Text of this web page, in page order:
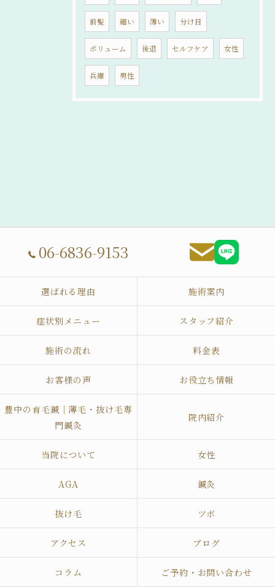
前髪 細い 薄い 分け目
ボリューム 後退 セルフケア 女性
兵庫 男性
06-6836-9153
選ばれる理由 施術案内
症状別メニュー スタッフ紹介
施術の流れ 料金表
お客様の声 お役立ち情報
豊中の育毛鍼｜薄毛・抜け毛専
門鍼灸
院内紹介
当院について 女性
AGA 鍼灸
抜け毛 ツボ
アクセス ブログ
コラム ご予約・お問い合わせ